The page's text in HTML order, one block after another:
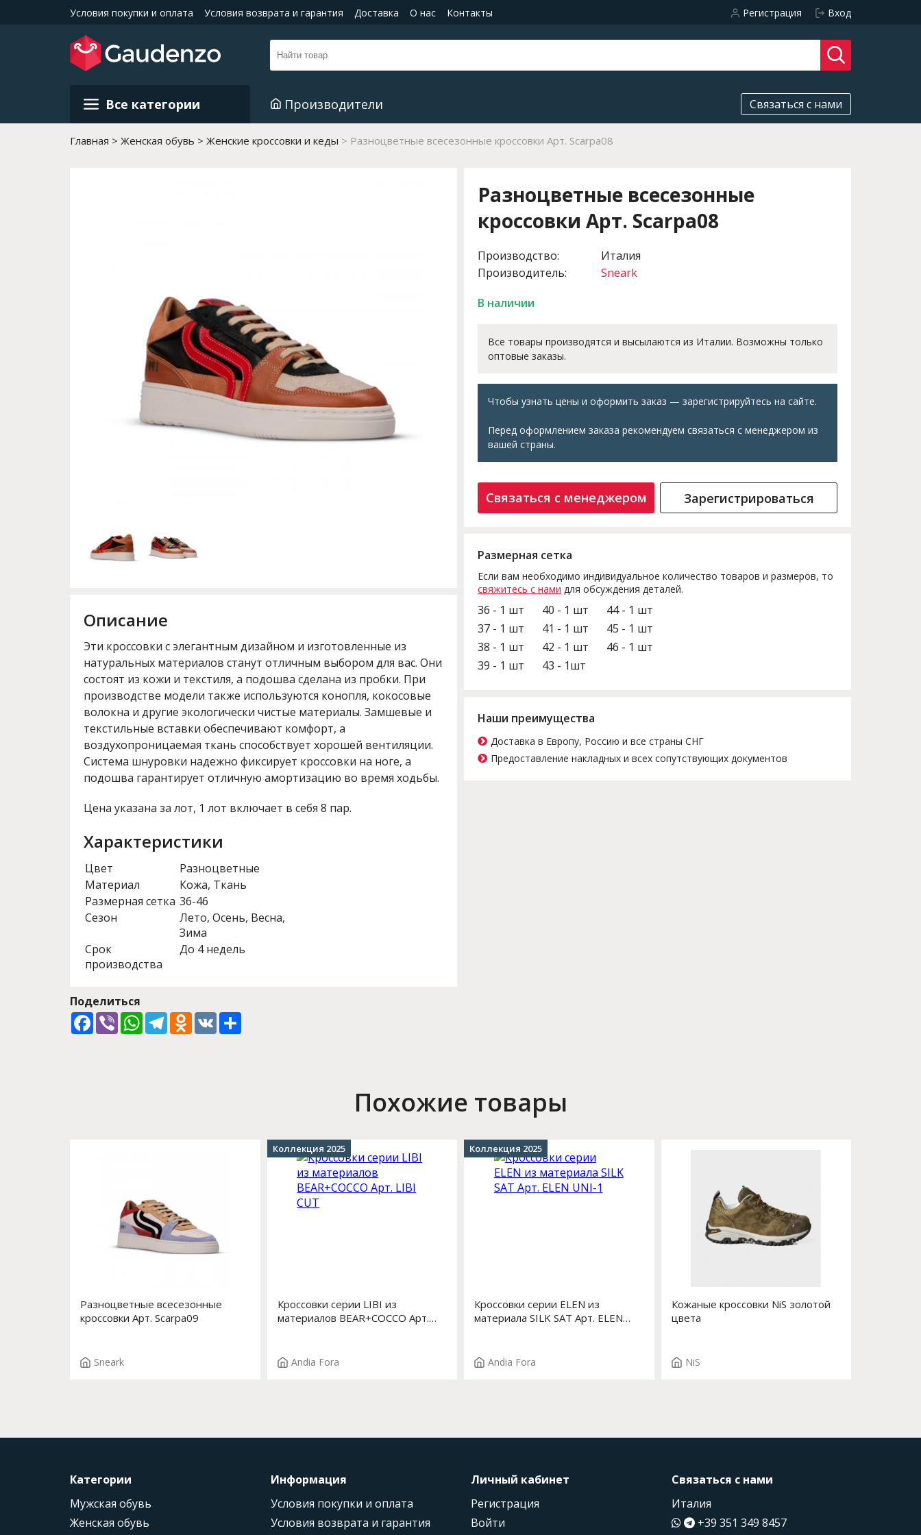
Условия покупки и оплата Условия возврата и гарантия Доставка О нас Контакты Регистрация Вход
Все категории Производители Связаться с нами
Главная Женская обувь Женские кроссовки и кеды Разноцветные всесезонные кроссовки Арт. Scarpa08
Описание
Эти кроссовки с элегантным дизайном и изготовленные из
натуральных материалов станут отличным выбором для вас. Они
состоят из кожи и текстиля, а подошва сделана из пробки. При
производстве модели также используются конопля, кокосовые
волокна и другие экологически чистые материалы. Замшевые и
текстильные вставки обеспечивают комфорт, а
воздухопроницаемая ткань способствует хорошей вентиляции.
Система шнуровки надежно фиксирует кроссовки на ноге, а
подошва гарантирует отличную амортизацию во время ходьбы.
Цена указана за лот, 1 лот включает в себя 8 пар.
Характеристики
Цвет
Разноцветные
Материал
Кожа, Ткань
Размерная сетка 36-46
Сезон
Лето, Осень, Весна,
Зима
Срок
производства
До 4 недель
Поделиться
Facebook
ViberWhatsApp
TelegramOdnoklassniki
VK
Разноцветные всесезонные
кроссовки Арт. Scarpa08
Производство:
Производитель:
Италия
Sneark
В наличии
Все товары производятся и высылаются из Италии. Возможны только
оптовые заказы.
Чтобы узнать цены и оформить заказ — зарегистрируйтесь на сайте.
Перед оформлением заказа рекомендуем связаться с менеджером из
вашей страны.
Связаться с менеджером Зарегистрироваться
Размерная сетка
Если вам необходимо индивидуальное количество товаров и размеров, то
свяжитесь с нами для обсуждения деталей.
36 - 1 шт
37 - 1 шт
38 - 1 шт
39 - 1 шт
40 - 1 шт
41 - 1 шт
42 - 1 шт
43 - 1шт
44 - 1 шт
45 - 1 шт
46 - 1 шт
Наши преимущества
Доставка в Европу, Россию и все страны СНГ
Предоставление накладных и всех сопутствующих документов
Похожие товары
Разноцветные всесезонные
кроссовки Арт. Scarpa09
Sneark
Кроссовки серии LIBI из
материалов BEAR+COCCO Арт.
Andia Fora
Коллекция 2025
Кроссовки серии ELEN из
материала SILK SAT Арт. ELEN
Andia Fora
Коллекция 2025
Кожаные кроссовки NiS золотой
цвета
NiS
Категории
Мужская обувь
Женская обувь
Информация
Условия покупки и оплата
Условия возврата и гарантия
Личный кабинет
Регистрация
Войти
Связаться с нами
Италия
+39 351 349 8457